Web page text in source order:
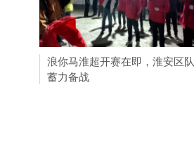
浪你马淮超开赛在即，淮安区队
蓄力备战